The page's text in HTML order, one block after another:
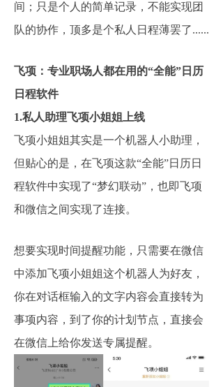
间；只是个人的简单记录，不能实现团
队的协作，顶多是个私人日程薄罢了......
飞项：专业职场人都在用的“全能”日历
日程软件
1.私人助理飞项小姐姐上线
飞项小姐姐其实是一个机器人小助理，
但贴心的是，在飞项这款“全能”日历日
程软件中实现了“梦幻联动”，也即飞项
和微信之间实现了连接。
想要实现时间提醒功能，只需要在微信
中添加飞项小姐姐这个机器人为好友，
你在对话框输入的文字内容会直接转为
事项内容，到了你的计划节点，直接会
在微信上给你发送专属提醒。